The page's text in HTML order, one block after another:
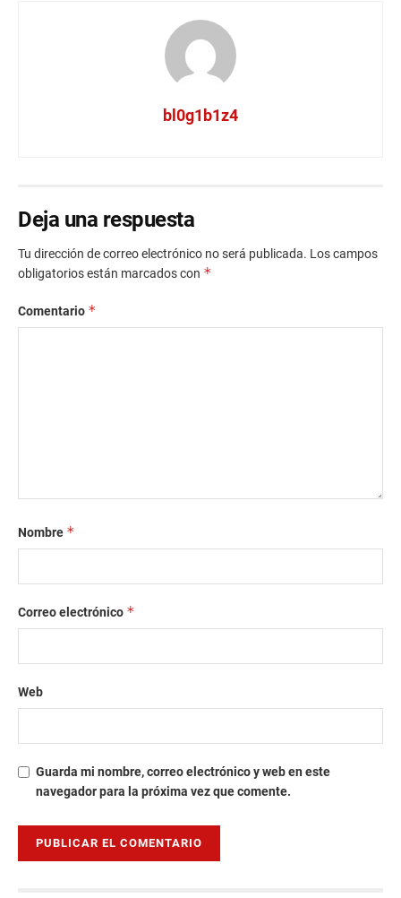
bl0g1b1z4
Deja una respuesta
Tu dirección de correo electrónico no será publicada. Los campos
obligatorios están marcados con *
Comentario *
Nombre *
Correo electrónico *
Web
Guarda mi nombre, correo electrónico y web en este
navegador para la próxima vez que comente.